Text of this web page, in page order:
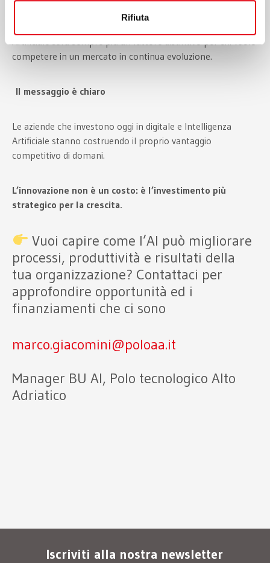
Rifiuta
Artificiale sarà sempre più un fattore distintivo per chi vuole
competere in un mercato in continua evoluzione.
Il messaggio è chiaro
Le aziende che investono oggi in digitale e Intelligenza
Artificiale stanno costruendo il proprio vantaggio
competitivo di domani.
L’innovazione non è un costo: è l’investimento più
strategico per la crescita.
Vuoi capire come l’AI può migliorare
processi, produttività e risultati della
tua organizzazione? Contattaci per
approfondire opportunità ed i
finanziamenti che ci sono
marco.giacomini@poloaa.it
Manager BU AI, Polo tecnologico Alto
Adriatico
Iscriviti alla nostra newsletter